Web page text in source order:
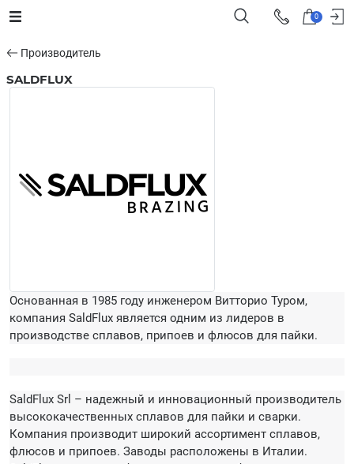
0
Производитель
SALDFLUX
Основанная в 1985 году инженером Витторио Туром,
компания SaldFlux является одним из лидеров в
производстве сплавов, припоев и флюсов для пайки.
SaldFlux Srl – надежный и инновационный производитель
высококачественных сплавов для пайки и сварки.
Компания производит широкий ассортимент сплавов,
флюсов и припоев. Заводы расположены в Италии.